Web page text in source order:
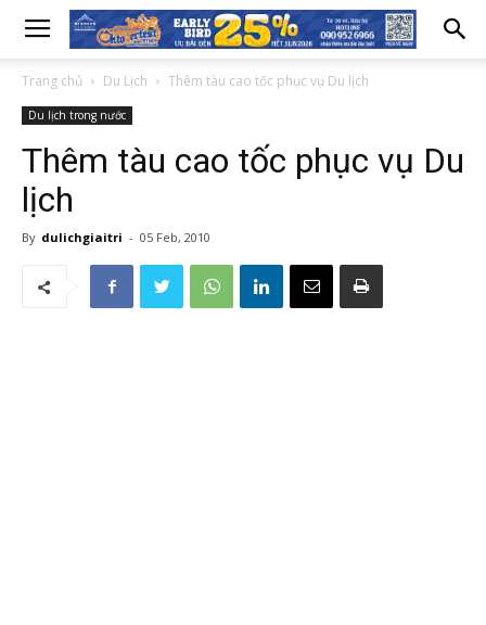
Trang chủ Du Lịch Thêm tàu cao tốc phục vụ Du lịch
Du lịch trong nước
Thêm tàu cao tốc phục vụ Du
lịch
By dulichgiaitri - 05 Feb, 2010